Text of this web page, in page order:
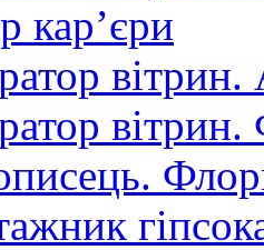
кар’єри
вітрин.
вітрин.